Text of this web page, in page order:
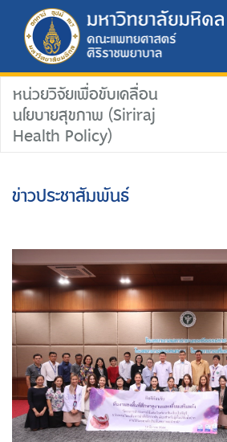
หน่วยวิจัยเพื่อขับเคลื่อน
นโยบายสุขภาพ (Siriraj
Health Policy)
ข่าวประชาสัมพันธ์